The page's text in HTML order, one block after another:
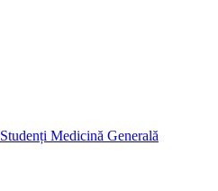
Medicină Generală